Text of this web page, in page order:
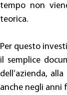
tempo non
teorica.
Per questo
il semplice
dell’azienda,
anche negli anni